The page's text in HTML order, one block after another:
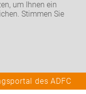
um Ihnen ein
Stimmen Sie
des ADFC